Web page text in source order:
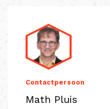
Contactpersoon
Math Pluis